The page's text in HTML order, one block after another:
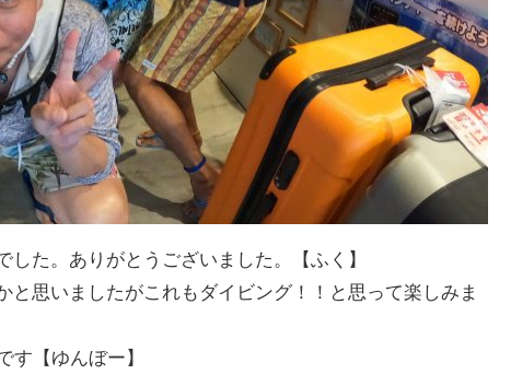
た。ありがとうございました。【ふく】
思いましたがこれもダイビング！！と思って楽しみま
す【ゆんぼー】